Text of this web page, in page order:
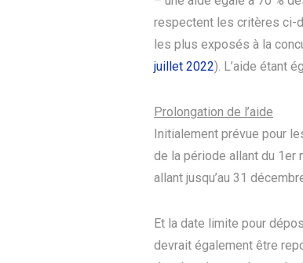
respectent les critères ci-
les plus exposés à la
juillet 2022). L’aide étant
Prolongation de l’aide
Initialement prévue pour
de la période allant du 1er
allant jusqu’au 31
Et la date limite pour
devrait également être